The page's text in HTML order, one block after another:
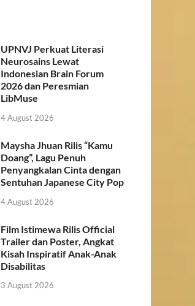
UPNVJ Perkuat Literasi
Neurosains Lewat
Indonesian Brain Forum
2026 dan Peresmian
LibMuse
4 August 2026
Maysha Jhuan Rilis “Kamu
Doang”, Lagu Penuh
Penyangkalan Cinta dengan
Sentuhan Japanese City Pop
4 August 2026
Film Istimewa Rilis Official
Trailer dan Poster, Angkat
Kisah Inspiratif Anak-Anak
Disabilitas
3 August 2026